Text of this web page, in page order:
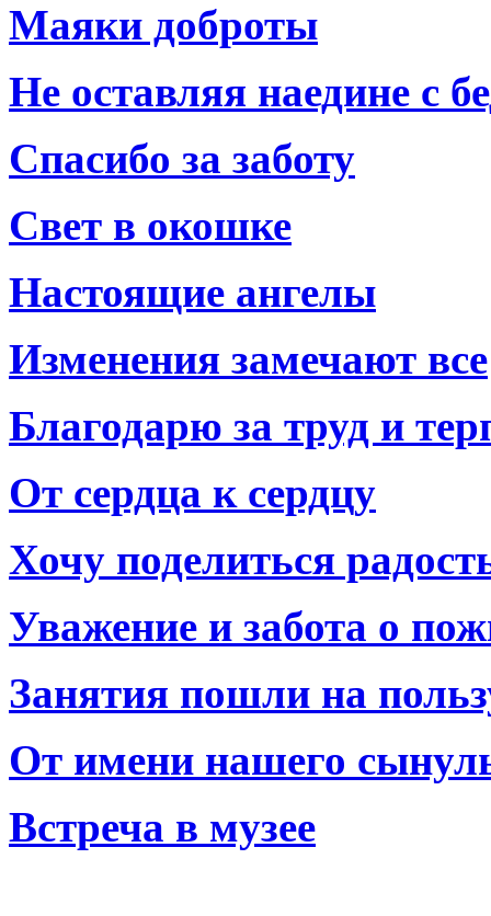
Маяки доброты
Не оставляя наедине с
Спасибо за заботу
Свет в окошке
Настоящие ангелы
Изменения замечают все
Благодарю за труд и
От сердца к сердцу
Хочу поделиться
Уважение и забота о
Занятия пошли на
От имени нашего
Встреча в музее